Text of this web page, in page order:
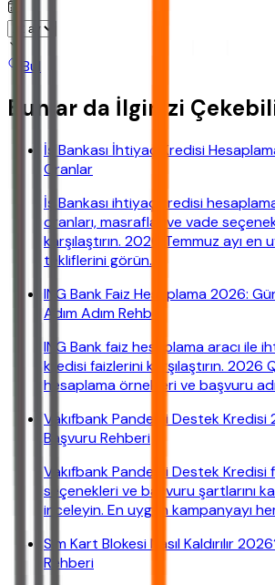
Bul
Bunlar da İlginizi
İş Bankası İhtiyaç Kredisi
Oranlar
İş Bankası ihtiyaç kredisi
oranları, masraflar ve vade
karşılaştırın. 2026 Temmuz ayı en
tekliflerini görün.
ING Bank Faiz Hesaplama 2026:
Adım Adım Rehber
ING Bank faiz hesaplama aracı ile
kredisi faizlerini karşılaştırın. 2026
hesaplama örnekleri ve başvuru
Vakıfbank Pandemi Destek Kredisi
Başvuru Rehberi
Vakıfbank Pandemi Destek Kredisi
seçenekleri ve başvuru şartlarını
inceleyin. En uygun kampanyayı
Sim Kart Blokesi Nasıl Kaldırılır
Rehberi